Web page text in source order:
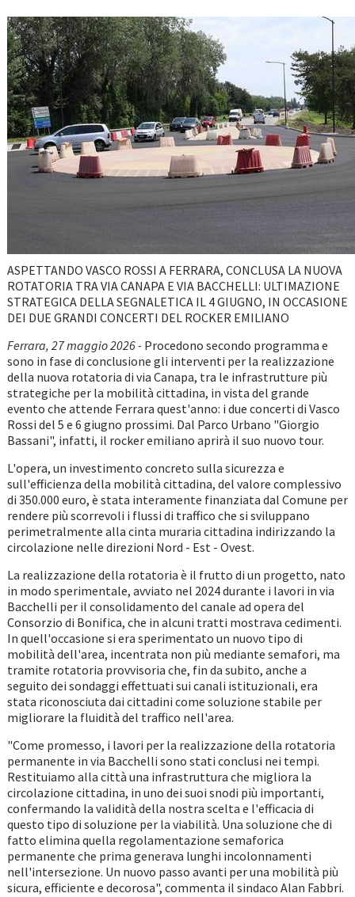
ASPETTANDO VASCO ROSSI A FERRARA, CONCLUSA LA NUOVA
ROTATORIA TRA VIA CANAPA E VIA BACCHELLI: ULTIMAZIONE
STRATEGICA DELLA SEGNALETICA IL 4 GIUGNO, IN OCCASIONE
DEI DUE GRANDI CONCERTI DEL ROCKER EMILIANO
Ferrara, 27 maggio 2026 -Procedono secondo programma e
sono in fase di conclusione gli interventi per la realizzazione
della nuova rotatoria di via Canapa, tra le infrastrutture più
strategiche per la mobilità cittadina, in vista del grande
evento che attende Ferrara quest'anno: i due concerti di Vasco
Rossi del 5 e 6 giugno prossimi. Dal Parco Urbano "Giorgio
Bassani", infatti, il rocker emiliano aprirà il suo nuovo tour.
L'opera, un investimento concreto sulla sicurezza e
sull'efficienza della mobilità cittadina, del valore complessivo
di 350.000 euro, è stata interamente finanziata dal Comune per
rendere più scorrevoli i flussi di traffico che si sviluppano
perimetralmente alla cinta muraria cittadina indirizzando la
circolazione nelle direzioni Nord - Est - Ovest.
La realizzazione della rotatoria è il frutto di un progetto, nato
in modo sperimentale, avviato nel 2024 durante i lavori in via
Bacchelli per il consolidamento del canale ad opera del
Consorzio di Bonifica, che in alcuni tratti mostrava cedimenti.
In quell'occasione si era sperimentato un nuovo tipo di
mobilità dell'area, incentrata non più mediante semafori, ma
tramite rotatoria provvisoria che, fin da subito, anche a
seguito dei sondaggi effettuati sui canali istituzionali, era
stata riconosciuta dai cittadini come soluzione stabile per
migliorare la fluidità del traffico nell'area.
"Come promesso, i lavori per la realizzazione della rotatoria
permanente in via Bacchelli sono stati conclusi nei tempi.
Restituiamo alla città una infrastruttura che migliora la
circolazione cittadina, in uno dei suoi snodi più importanti,
confermando la validità della nostra scelta e l'efficacia di
questo tipo di soluzione per la viabilità. Una soluzione che di
fatto elimina quella regolamentazione semaforica
permanente che prima generava lunghi incolonnamenti
nell'intersezione. Un nuovo passo avanti per una mobilità più
sicura, efficiente e decorosa", commenta il sindaco Alan Fabbri.